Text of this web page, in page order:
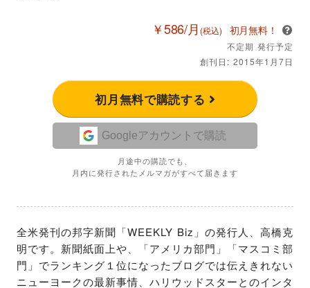
￥586/月 (税込) 初月無料！
不定期 発行予定
創刊日: 2015年1月7日
初月無料で購読する
Googleアカウントで購読
月途中の購読でも、
月内に発行されたメルマガがすべて届きます
全米発刊の邦字新聞「WEEKLY Biz」の発行人、高橋克
明です。新聞紙面上や、「アメリカ部門」「マスコミ部
門」でランキング１位になったブログでは伝えきれない
ニューヨークの最新事情、ハリウッドスターとのインタ